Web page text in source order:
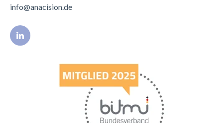
info@anacision.de